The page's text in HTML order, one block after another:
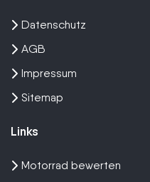
Datenschutz
AGB
Impressum
Sitemap
Links
Motorrad bewerten